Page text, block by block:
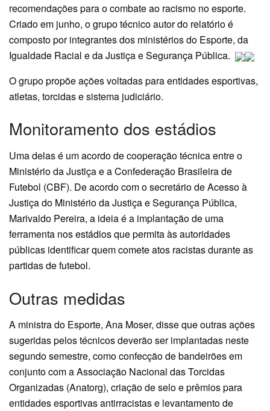
recomendações para o combate ao racismo no esporte.
Criado em junho, o grupo técnico autor do relatório é
composto por integrantes dos ministérios do Esporte, da
Igualdade Racial e da Justiça e Segurança Pública.
O grupo propõe ações voltadas para entidades esportivas,
atletas, torcidas e sistema judiciário.
Monitoramento dos estádios
Uma delas é um acordo de cooperação técnica entre o
Ministério da Justiça e a Confederação Brasileira de
Futebol (CBF). De acordo com o secretário de Acesso à
Justiça do Ministério da Justiça e Segurança Pública,
Marivaldo Pereira, a ideia é a implantação de uma
ferramenta nos estádios que permita às autoridades
públicas identificar quem comete atos racistas durante as
partidas de futebol.
Outras medidas
A ministra do Esporte, Ana Moser, disse que outras ações
sugeridas pelos técnicos deverão ser implantadas neste
segundo semestre, como confecção de bandeirões em
conjunto com a Associação Nacional das Torcidas
Organizadas (Anatorg), criação de selo e prêmios para
entidades esportivas antirracistas e levantamento de